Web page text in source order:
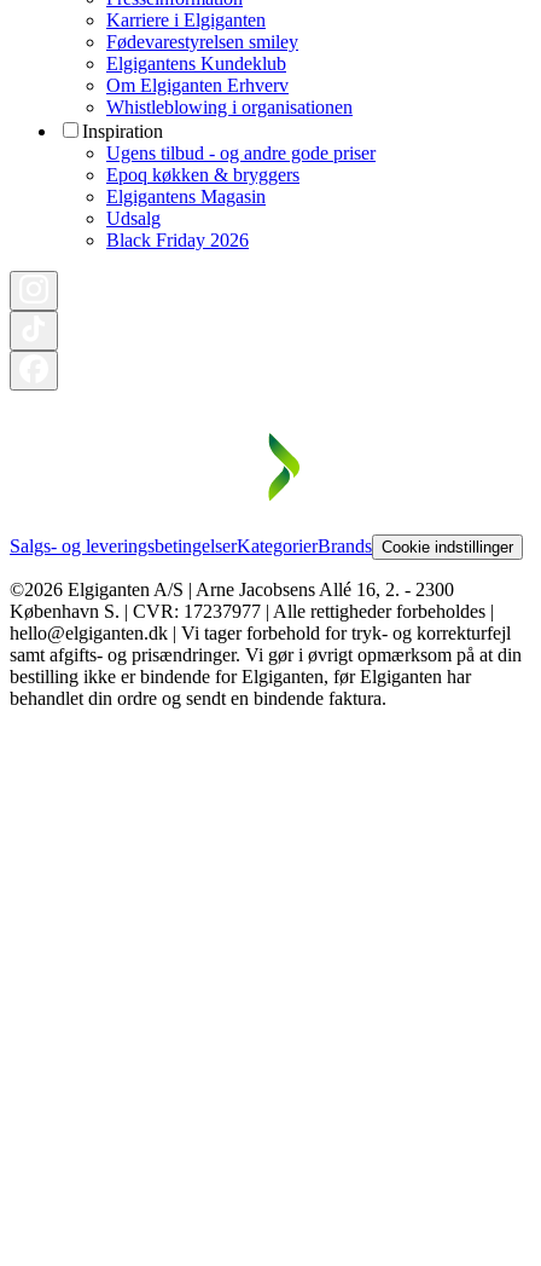
Karriere i Elgiganten
Fødevarestyrelsen smiley
Elgigantens Kundeklub
Om Elgiganten Erhverv
Whistleblowing i organisationen
Inspiration
Ugens tilbud - og andre gode priser
Epoq køkken & bryggers
Elgigantens Magasin
Udsalg
Black Friday 2026
Salgs- og leveringsbetingelserKategorierBrands Cookie indstillinger
©2026 Elgiganten A/S | Arne Jacobsens Allé 16, 2. - 2300
København S. | CVR: 17237977 | Alle rettigheder forbeholdes |
hello@elgiganten.dk | Vi tager forbehold for tryk- og korrekturfejl
samt afgifts- og prisændringer. Vi gør i øvrigt opmærksom på at din
bestilling ikke er bindende for Elgiganten, før Elgiganten har
behandlet din ordre og sendt en bindende faktura.